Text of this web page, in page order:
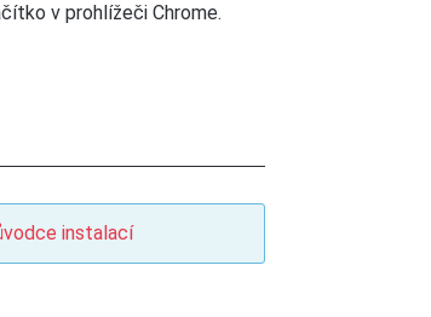
v prohlížeči Chrome.
instalací